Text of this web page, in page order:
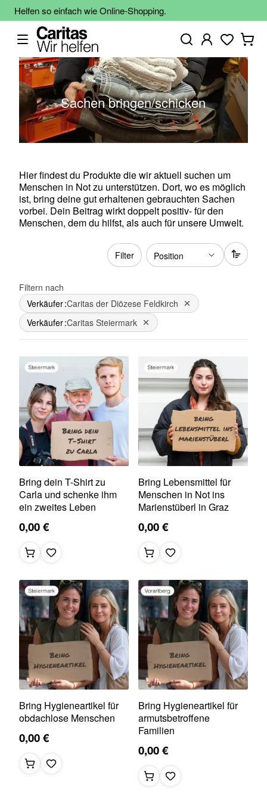
Helfen so einfach wie Online-Shopping.
Sachen bringen/schicken
Hier findest du Produkte die wir aktuell suchen um
Menschen in Not zu unterstützen. Dort, wo es möglich
ist, bring deine gut erhaltenen gebrauchten Sachen
vorbei. Dein Beitrag wirkt doppelt positiv- für den
Menschen, dem du hilfst, als auch für unsere Umwelt.
Filter
Filtern nach
Verkäufer Caritas der Diözese Feldkirch
Dies entfernen
Verkäufer Caritas Steiermark Dies entfernen
Bring dein T-Shirt zu
Carla und schenke ihm
ein zweites Leben
0,00 €
Bring Lebensmittel für
Menschen in Not ins
Marienstüberl in Graz
0,00 €
Bring Hygieneartikel für
obdachlose Menschen
0,00 €
Bring Hygieneartikel für
armutsbetroffene
Familien
0,00 €